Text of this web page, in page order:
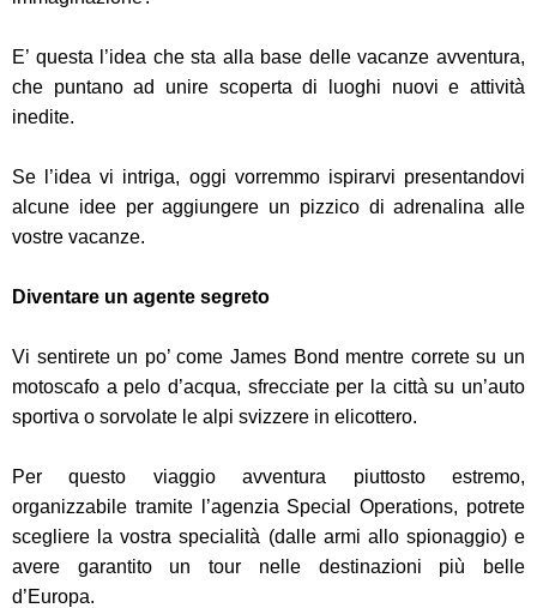
E’ questa l’idea che sta alla base delle vacanze avventura,
che puntano ad unire scoperta di luoghi nuovi e attività
inedite.
Se l’idea vi intriga, oggi vorremmo ispirarvi presentandovi
alcune idee per aggiungere un pizzico di adrenalina alle
vostre vacanze.
Diventare un agente segreto
Vi sentirete un po’ come James Bond mentre correte su un
motoscafo a pelo d’acqua, sfrecciate per la città su un’auto
sportiva o sorvolate le alpi svizzere in elicottero.
Per questo viaggio avventura piuttosto estremo,
organizzabile tramite l’agenzia Special Operations, potrete
scegliere la vostra specialità (dalle armi allo spionaggio) e
avere garantito un tour nelle destinazioni più belle
d’Europa.